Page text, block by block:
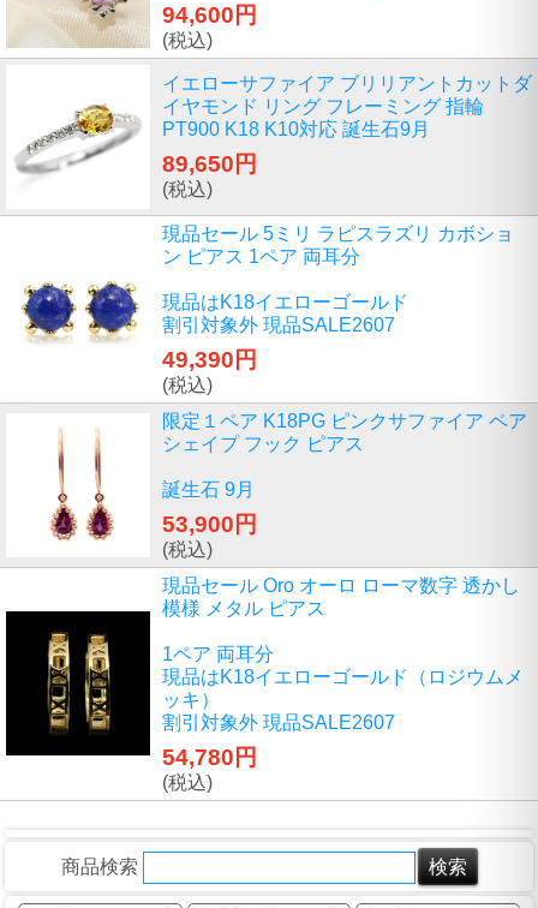
94,600円
(税込)
イエローサファイア ブリリアントカットダ
イヤモンド リング フレーミング 指輪
PT900 K18 K10対応 誕生石9月
89,650円
(税込)
現品セール 5ミリ ラピスラズリ カボショ
ン ピアス 1ペア 両耳分
現品はK18イエローゴールド
割引対象外 現品SALE2607
49,390円
(税込)
限定１ペア K18PG ピンクサファイア ペア
シェイプ フック ピアス
誕生石 9月
53,900円
(税込)
現品セール Oro オーロ ローマ数字 透かし
模様 メタル ピアス
1ペア 両耳分
現品はK18イエローゴールド（ロジウムメ
ッキ）
割引対象外 現品SALE2607
54,780円
(税込)
商品検索